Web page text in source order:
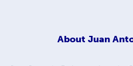
About Juan